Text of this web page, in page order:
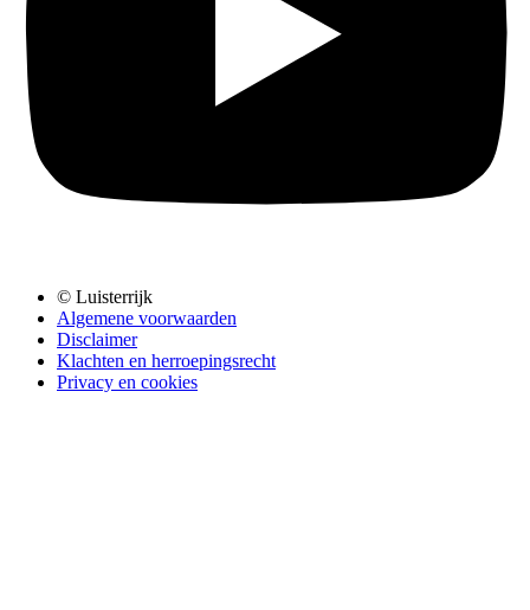
© Luisterrijk
Algemene voorwaarden
Disclaimer
Klachten en herroepingsrecht
Privacy en cookies